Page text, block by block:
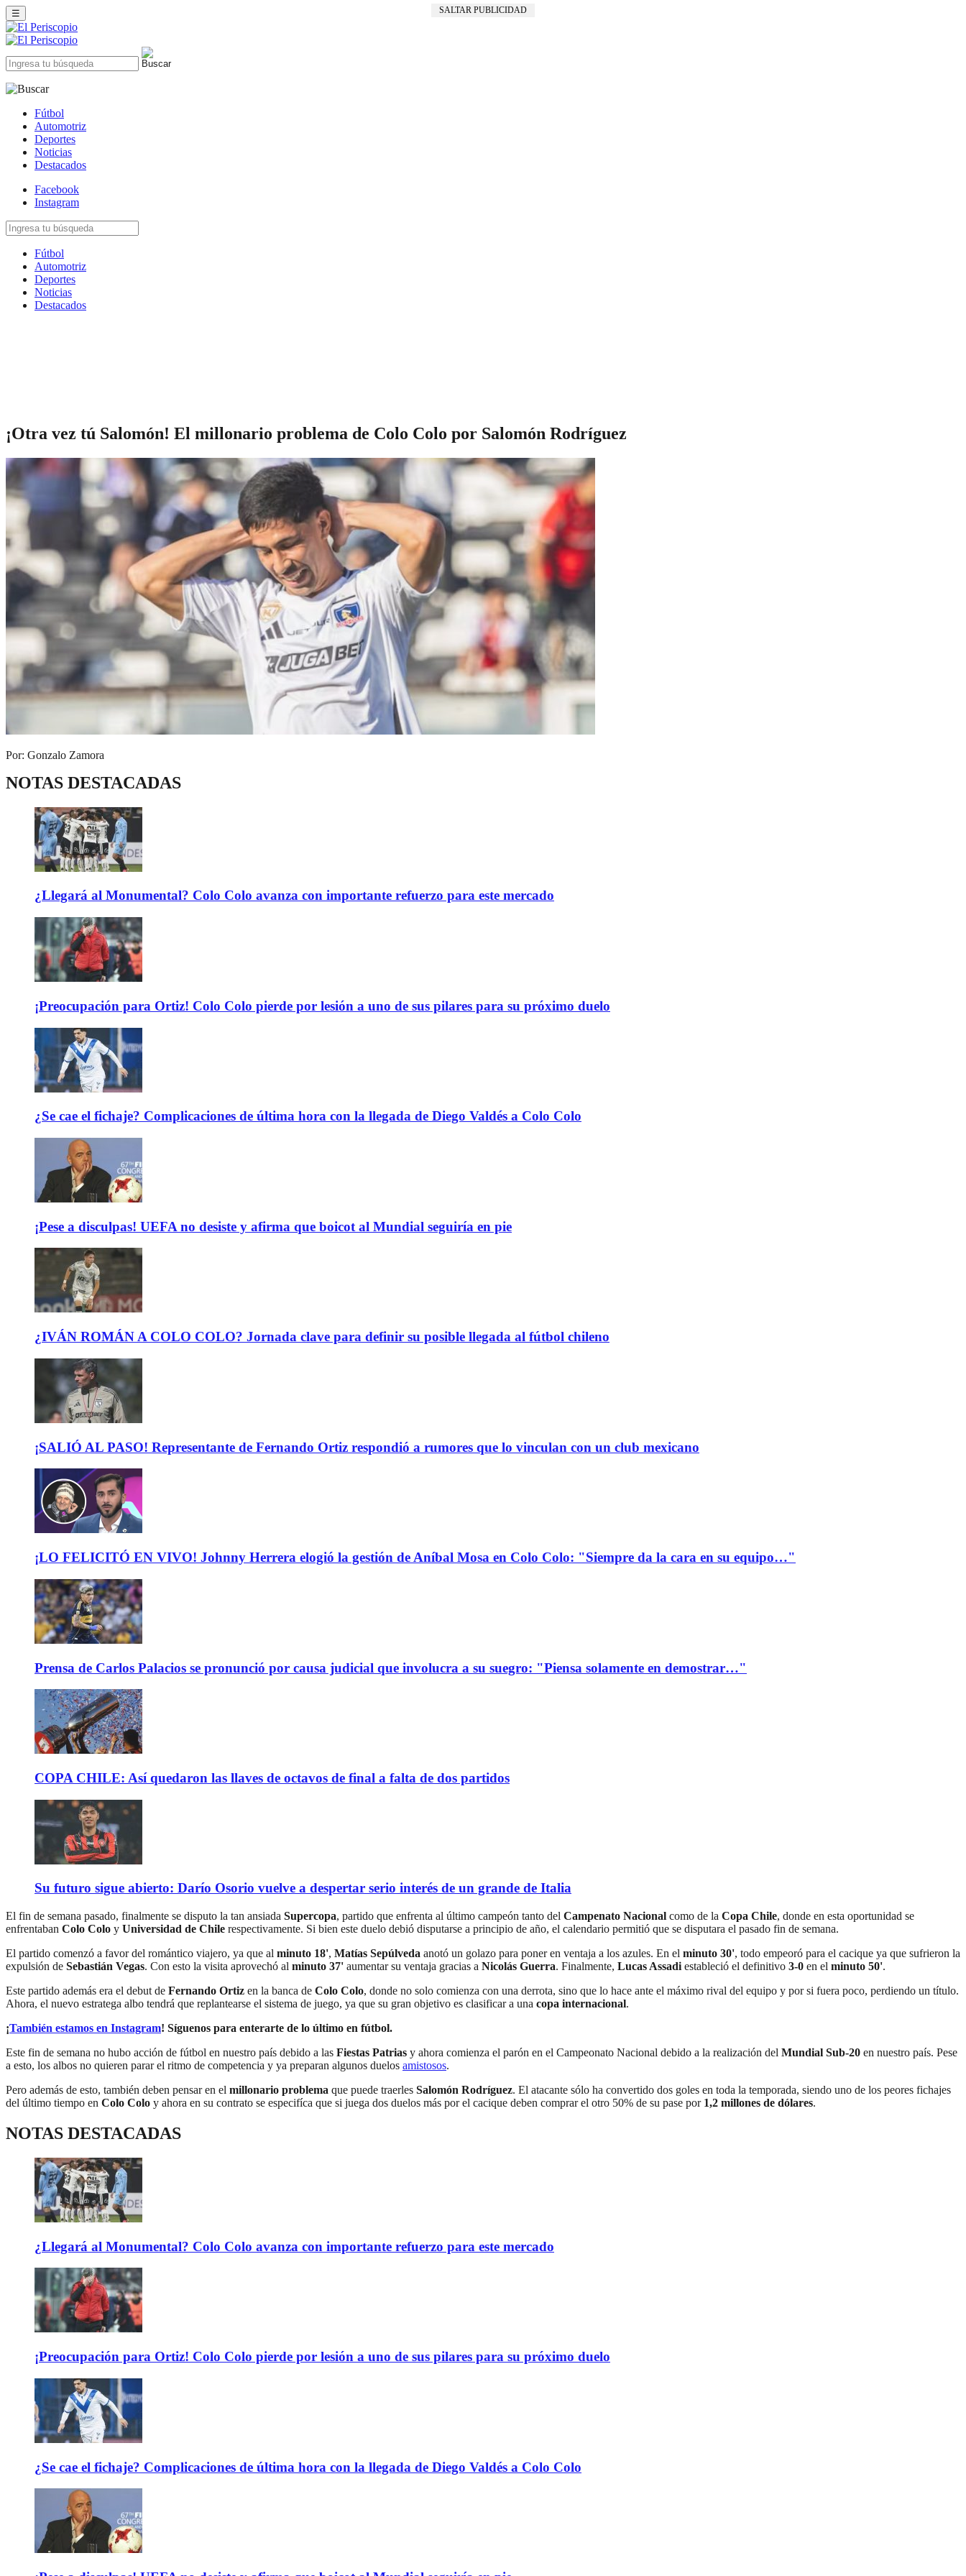
SALTAR PUBLICIDAD
☰
Fútbol
Automotriz
Deportes
Noticias
Destacados
Facebook
Instagram
Fútbol
Automotriz
Deportes
Noticias
Destacados
¡Otra vez tú Salomón! El millonario problema de Colo Colo por Salomón Rodríguez
Por: Gonzalo Zamora
NOTAS DESTACADAS
¿Llegará al Monumental? Colo Colo avanza con importante refuerzo para este mercado
¡Preocupación para Ortiz! Colo Colo pierde por lesión a uno de sus pilares para su próximo duelo
¿Se cae el fichaje? Complicaciones de última hora con la llegada de Diego Valdés a Colo Colo
¡Pese a disculpas! UEFA no desiste y afirma que boicot al Mundial seguiría en pie
¿IVÁN ROMÁN A COLO COLO? Jornada clave para definir su posible llegada al fútbol chileno
¡SALIÓ AL PASO! Representante de Fernando Ortiz respondió a rumores que lo vinculan con un club mexicano
¡LO FELICITÓ EN VIVO! Johnny Herrera elogió la gestión de Aníbal Mosa en Colo Colo: "Siempre da la cara en su equipo…"
Prensa de Carlos Palacios se pronunció por causa judicial que involucra a su suegro: "Piensa solamente en demostrar…"
COPA CHILE: Así quedaron las llaves de octavos de final a falta de dos partidos
Su futuro sigue abierto: Darío Osorio vuelve a despertar serio interés de un grande de Italia
El fin de semana pasado, finalmente se disputo la tan ansiada Supercopa, partido que enfrenta al último campeón tanto del Campenato Nacional como de la Copa Chile, donde en esta oportunidad se
enfrentaban Colo Colo y Universidad de Chile respectivamente. Si bien este duelo debió disputarse a principio de año, el calendario permitió que se disputara el pasado fin de semana.
El partido comenzó a favor del romántico viajero, ya que al minuto 18', Matías Sepúlveda anotó un golazo para poner en ventaja a los azules. En el minuto 30', todo empeoró para el cacique ya que sufrieron la
expulsión de Sebastián Vegas. Con esto la visita aprovechó al minuto 37' aumentar su ventaja gracias a Nicolás Guerra. Finalmente, Lucas Assadi estableció el definitivo 3-0 en el minuto 50'.
Este partido además era el debut de Fernando Ortiz en la banca de Colo Colo, donde no solo comienza con una derrota, sino que lo hace ante el máximo rival del equipo y por si fuera poco, perdiendo un título.
Ahora, el nuevo estratega albo tendrá que replantearse el sistema de juego, ya que su gran objetivo es clasificar a una copa internacional.
¡También estamos en Instagram! Síguenos para enterarte de lo último en fútbol.
Este fin de semana no hubo acción de fútbol en nuestro país debido a las Fiestas Patrias y ahora comienza el parón en el Campeonato Nacional debido a la realización del Mundial Sub-20 en nuestro país. Pese
a esto, los albos no quieren parar el ritmo de competencia y ya preparan algunos duelos amistosos.
Pero además de esto, también deben pensar en el millonario problema que puede traerles Salomón Rodríguez. El atacante sólo ha convertido dos goles en toda la temporada, siendo uno de los peores fichajes
del último tiempo en Colo Colo y ahora en su contrato se especifíca que si juega dos duelos más por el cacique deben comprar el otro 50% de su pase por 1,2 millones de dólares.
NOTAS DESTACADAS
¿Llegará al Monumental? Colo Colo avanza con importante refuerzo para este mercado
¡Preocupación para Ortiz! Colo Colo pierde por lesión a uno de sus pilares para su próximo duelo
¿Se cae el fichaje? Complicaciones de última hora con la llegada de Diego Valdés a Colo Colo